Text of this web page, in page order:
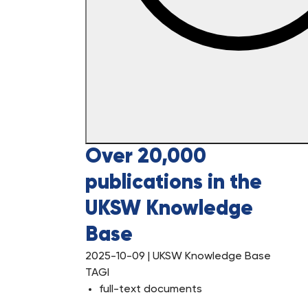
Over 20,000
publications in the
UKSW Knowledge
Base
2025-10-09 | UKSW Knowledge Base
TAGI
full-text documents